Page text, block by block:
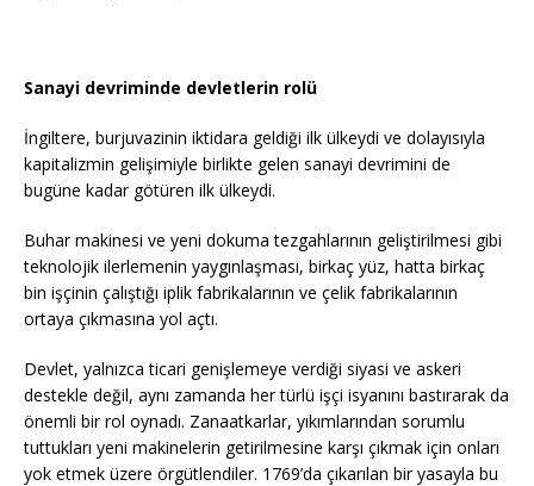
Sanayi devriminde devletlerin rolü
İngiltere, burjuvazinin iktidara geldiği ilk ülkeydi ve dolayısıyla
kapitalizmin gelişimiyle birlikte gelen sanayi devrimini de
bugüne kadar götüren ilk ülkeydi.
Buhar makinesi ve yeni dokuma tezgahlarının geliştirilmesi gibi
teknolojik ilerlemenin yaygınlaşması, birkaç yüz, hatta birkaç
bin işçinin çalıştığı iplik fabrikalarının ve çelik fabrikalarının
ortaya çıkmasına yol açtı.
Devlet, yalnızca ticari genişlemeye verdiği siyasi ve askeri
destekle değil, aynı zamanda her türlü işçi isyanını bastırarak da
önemli bir rol oynadı. Zanaatkarlar, yıkımlarından sorumlu
tuttukları yeni makinelerin getirilmesine karşı çıkmak için onları
yok etmek üzere örgütlendiler. 1769’da çıkarılan bir yasayla bu